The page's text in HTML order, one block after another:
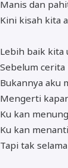
Manis dan
Kini kisah kita
Lebih baik kita
Sebelum
Bukannya aku
Mengerti
Ku kan
Ku kan menanti
Tapi tak